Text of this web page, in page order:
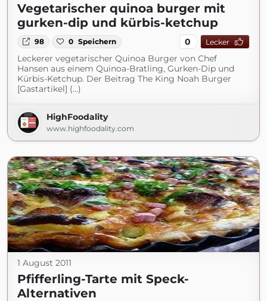
Vegetarischer quinoa burger mit
gurken-dip und kürbis-ketchup
98 0 Speichern 0 Lecker
Leckerer vegetarischer Quinoa Burger von Chef
Hansen aus einem Quinoa-Bratling, Gurken-Dip und
Kürbis-Ketchup. Der Beitrag The King Noah Burger
[Gastartikel] (...)
HighFoodality
www.highfoodality.com
1 August 2011
Pfifferling-Tarte mit Speck-
Alternativen